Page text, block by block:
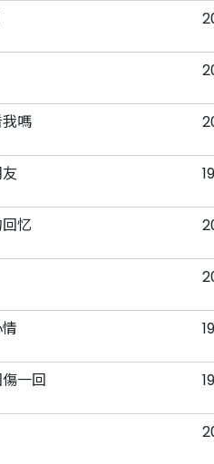
嗎
忆
一回